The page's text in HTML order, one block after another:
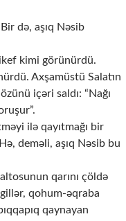
də, aşıq Nəsib
kimi görünürdü.
Axşamüstü Salatın
içəri saldı: “Nağı
ilə qayıtmağı bir
deməli, aşıq Nəsib bu
qarını çöldə
qohum-əqraba
qaynayan